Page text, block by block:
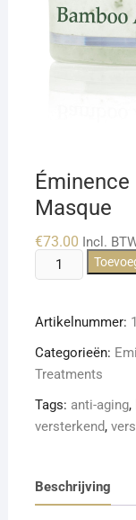
Masque
€73.00 Incl.
Éminence
Bamboo
Corrective
Masque
aantal
Artikelnummer:
Categorieën:
Treatments
Tags: anti-aging,
versterkend,
Beschrijving